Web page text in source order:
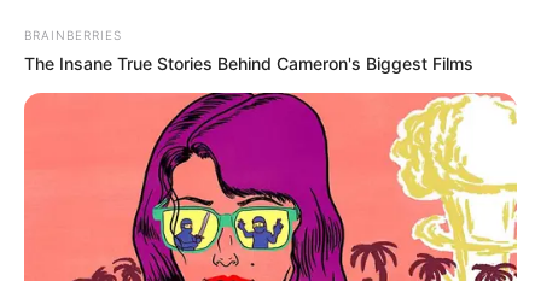
BRAINBERRIES
The Insane True Stories Behind Cameron's Biggest Films